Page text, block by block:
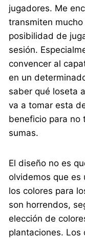
jugadores. Me
transmiten
posibilidad de
sesión.
convencer al
en un
saber qué loseta
va a tomar esta
beneficio para no
sumas.
El diseño no es
olvidemos que es
los colores para
son horrendos,
elección de
plantaciones. Los